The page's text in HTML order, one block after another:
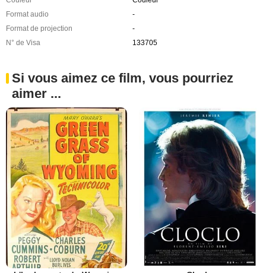
Format audio
-
Format de projection
-
N° de Visa
133705
Si vous aimez ce film, vous pourriez
aimer ...